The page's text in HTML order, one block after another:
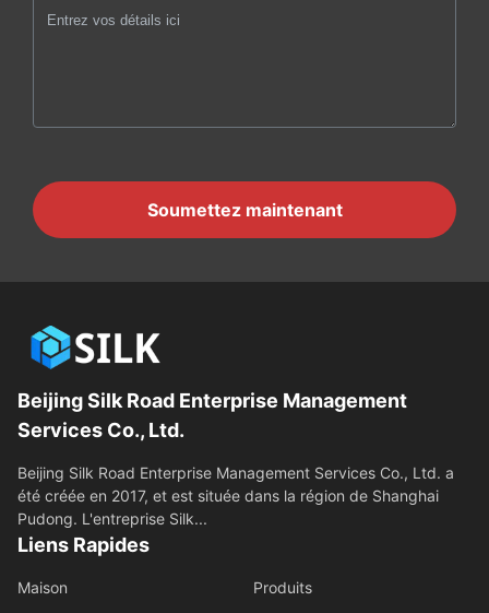
Soumettez maintenant
Beijing Silk Road Enterprise Management
Services Co., Ltd.
Beijing Silk Road Enterprise Management Services Co., Ltd. a
été créée en 2017, et est située dans la région de Shanghai
Pudong. L'entreprise Silk...
Liens Rapides
Maison
Produits